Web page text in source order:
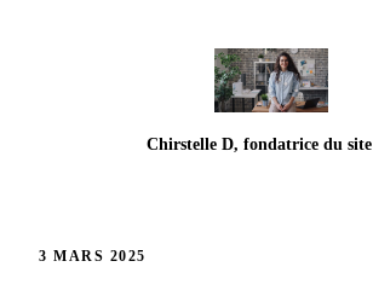
Chirstelle D, fondatrice du site
3 MARS 2025